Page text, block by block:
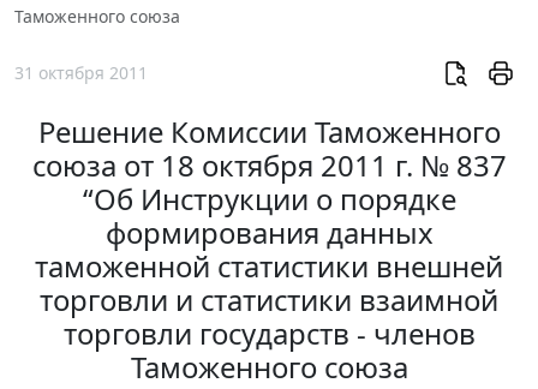
Таможенного союза
31 октября 2011
Решение Комиссии Таможенного
союза от 18 октября 2011 г. № 837
“Об Инструкции о порядке
формирования данных
таможенной статистики внешней
торговли и статистики взаимной
торговли государств - членов
Таможенного союза